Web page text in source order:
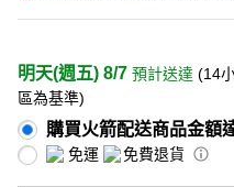
明天(週五) 8/7 預計送達 (14
區為基準)
購買火箭配送商品金額
免運 免費退貨